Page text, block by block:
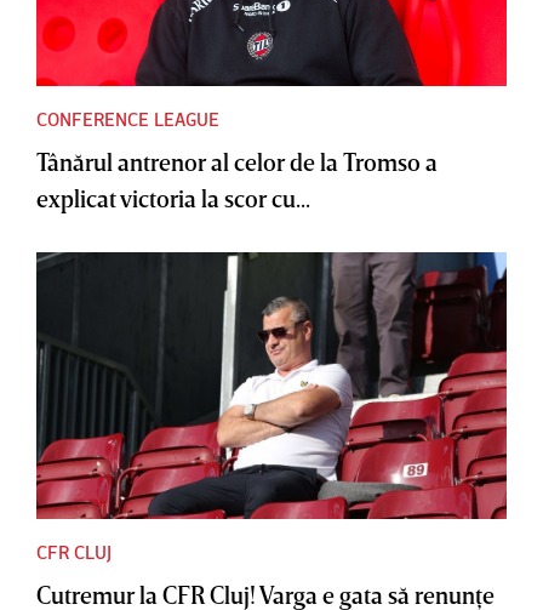
CONFERENCE LEAGUE
Tânărul antrenor al celor de la Tromso a
explicat victoria la scor cu...
CFR CLUJ
Cutremur la CFR Cluj! Varga e gata să renunţe